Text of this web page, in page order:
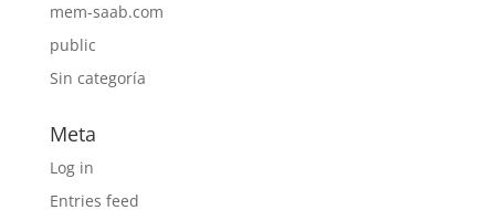
mem-saab.com
public
Sin categoría
Meta
Log in
Entries feed